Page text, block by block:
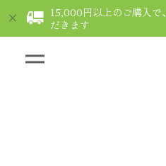
15,000円以上のご購入で
だきます